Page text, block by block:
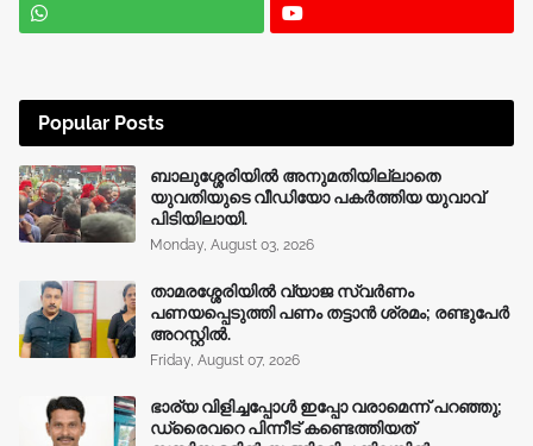
Popular Posts
ബാലുശ്ശേരിയിൽ അനുമതിയില്ലാതെ
യുവതിയുടെ വീഡിയോ പകർത്തിയ യുവാവ്
പിടിയിലായി.
Monday, August 03, 2026
താമരശ്ശേരിയിൽ വ്യാജ സ്വർണം
പണയപ്പെടുത്തി പണം തട്ടാൻ ശ്രമം; രണ്ടുപേർ
അറസ്റ്റിൽ.
Friday, August 07, 2026
ഭാര്യ വിളിച്ചപ്പോള്‍ ഇപ്പോ വരാമെന്ന് പറഞ്ഞു;
ഡ്രൈവറെ പിന്നീട് കണ്ടെത്തിയത്